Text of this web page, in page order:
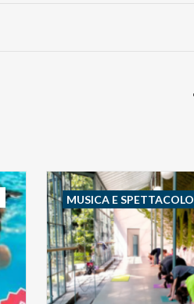
MUSICA E SPETTACOLO